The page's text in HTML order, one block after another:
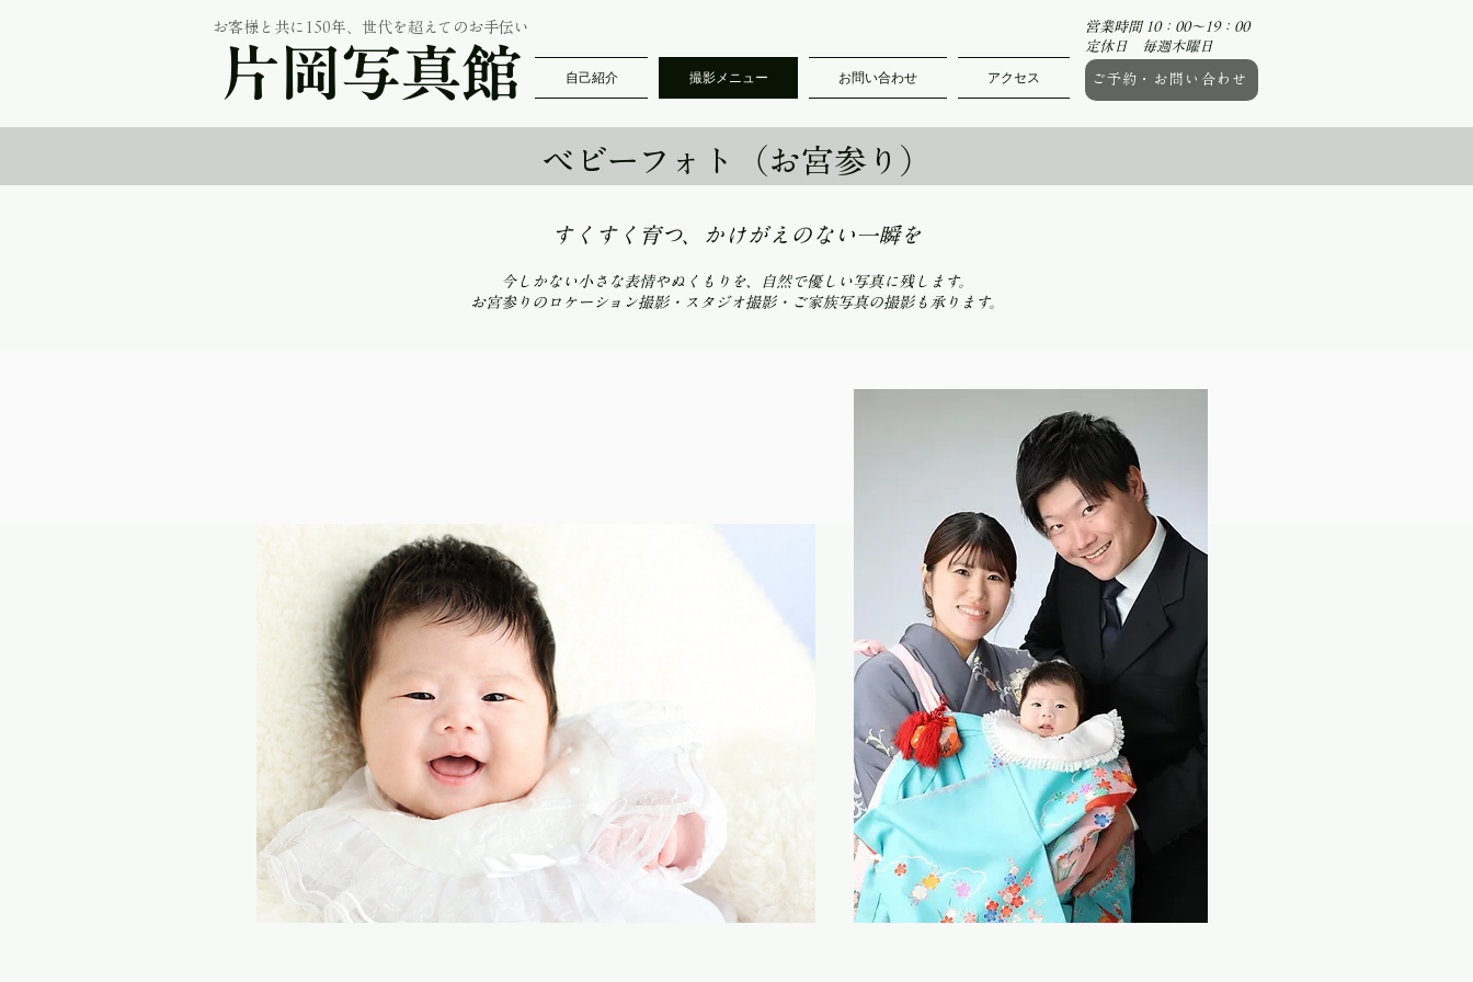
お客様と共に150年、世代を超えてのお手伝い
片岡写真館 自己紹介 撮影メニュー お問い合わせ アクセス
営業時間 10：00～19：00
定休日 毎週木曜日
ご予約・お問い合わせ
ベビーフォト（お宮参り）
すくすく育つ、かけがえのない一瞬を
​今しかない小さな表情やぬくもりを、自然で優しい写真に残します。
​お宮参りのロケーション撮影・スタジオ撮影・ご家族写真の撮影も承ります。